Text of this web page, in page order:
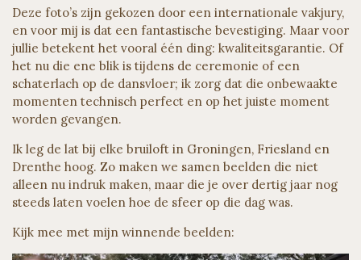
Deze foto’s zijn gekozen door een internationale vakjury,
en voor mij is dat een fantastische bevestiging. Maar voor
jullie betekent het vooral één ding: kwaliteitsgarantie. Of
het nu die ene blik is tijdens de ceremonie of een
schaterlach op de dansvloer; ik zorg dat die onbewaakte
momenten technisch perfect en op het juiste moment
worden gevangen.
Ik leg de lat bij elke bruiloft in Groningen, Friesland en
Drenthe hoog. Zo maken we samen beelden die niet
alleen nu indruk maken, maar die je over dertig jaar nog
steeds laten voelen hoe de sfeer op die dag was.
Kijk mee met mijn winnende beelden: